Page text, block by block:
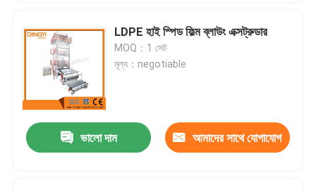
LDPE হাই স্পিড ফিল্ম ব্লাউং এক্সট্রুডার
MOQ：1 সেট
মূল্য：negotiable
ভালো দাম আমাদের সাথে যোগাযোগ